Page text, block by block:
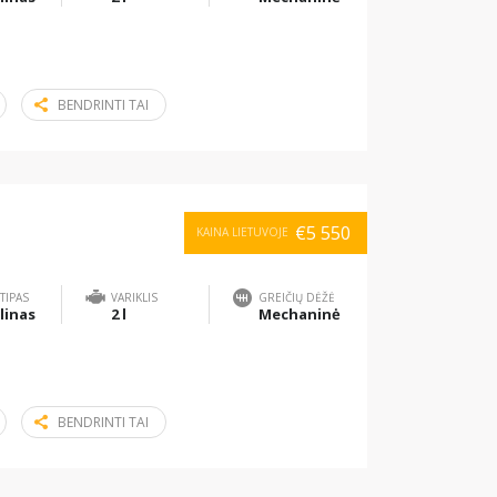
BENDRINTI TAI
KAINA LIETUVOJE €5 550
VARIKLIS
2 l
GREIČIŲ DĖŽĖ
Mechaninė
BENDRINTI TAI